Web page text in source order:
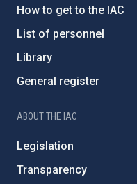
How to get to the IAC
List of personnel
Library
General register
ABOUT THE IAC
Legislation
Transparency